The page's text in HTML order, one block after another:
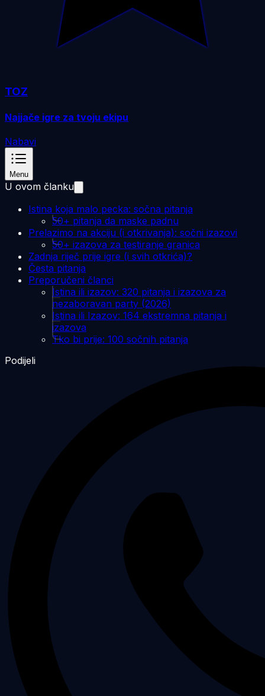
TOZ
Najjače igre za tvoju ekipu
Nabavi
Menu
U ovom članku
Istina koja malo pecka: sočna pitanja
50+ pitanja da maske padnu
Prelazimo na akciju (i otkrivanja): sočni izazovi
50+ izazova za testiranje granica
Zadnja riječ prije igre (i svih otkrića)?
Česta pitanja
Preporučeni članci
Istina ili izazov: 320 pitanja i izazova za
nezaboravan party (2026)
Istina ili Izazov: 164 ekstremna pitanja i
izazova
Tko bi prije: 100 sočnih pitanja
Podijeli